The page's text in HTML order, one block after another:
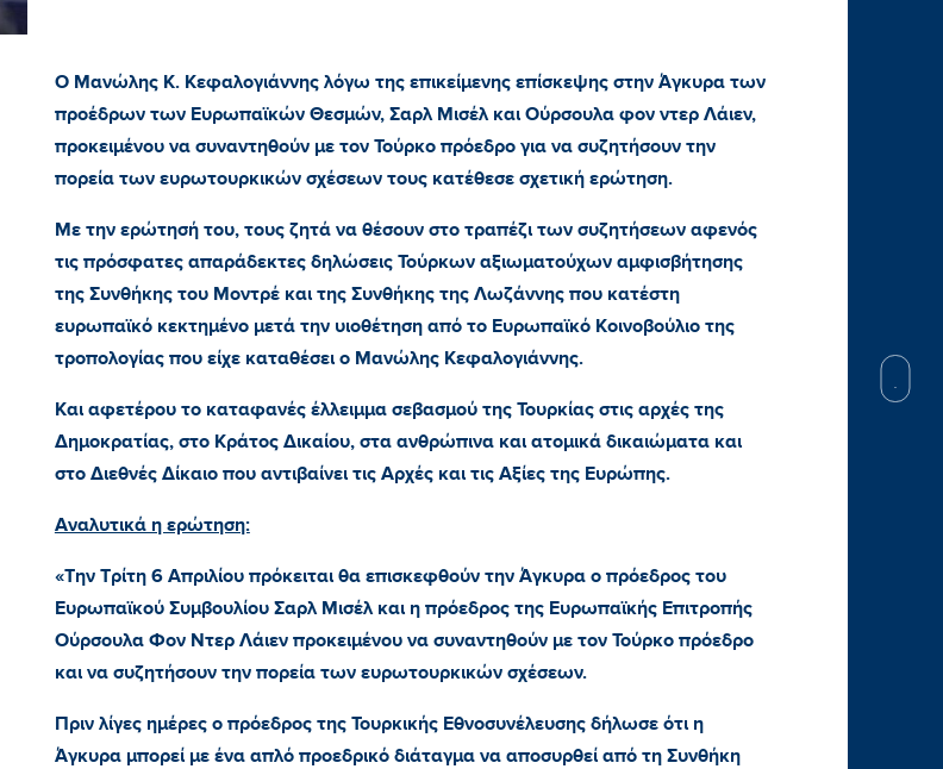
Ο Μανώλης Κ. Κεφαλογιάννης λόγω της επικείμενης επίσκεψης στην Άγκυρα των
προέδρων των Ευρωπαϊκών Θεσμών, Σαρλ Μισέλ και Ούρσουλα φον ντερ Λάιεν,
προκειμένου να συναντηθούν με τον Τούρκο πρόεδρο για να συζητήσουν την
πορεία των ευρωτουρκικών σχέσεων τους κατέθεσε σχετική ερώτηση.
Με την ερώτησή του, τους ζητά να θέσουν στο τραπέζι των συζητήσεων αφενός
τις πρόσφατες απαράδεκτες δηλώσεις Τούρκων αξιωματούχων αμφισβήτησης
της Συνθήκης του Μοντρέ και της Συνθήκης της Λωζάννης που κατέστη
ευρωπαϊκό κεκτημένο μετά την υιοθέτηση από το Ευρωπαϊκό Κοινοβούλιο της
τροπολογίας που είχε καταθέσει ο Μανώλης Κεφαλογιάννης.
Και αφετέρου το καταφανές έλλειμμα σεβασμού της Τουρκίας στις αρχές της
Δημοκρατίας, στο Κράτος Δικαίου, στα ανθρώπινα και ατομικά δικαιώματα και
στο Διεθνές Δίκαιο που αντιβαίνει τις Αρχές και τις Αξίες της Ευρώπης.
Αναλυτικά η ερώτηση:
«Την Τρίτη 6 Απριλίου πρόκειται θα επισκεφθούν την Άγκυρα ο πρόεδρος του
Ευρωπαϊκού Συμβουλίου Σαρλ Μισέλ και η πρόεδρος της Ευρωπαϊκής Επιτροπής
Ούρσουλα Φον Ντερ Λάιεν προκειμένου να συναντηθούν με τον Τούρκο πρόεδρο
και να συζητήσουν την πορεία των ευρωτουρκικών σχέσεων.
Πριν λίγες ημέρες ο πρόεδρος της Τουρκικής Εθνοσυνέλευσης δήλωσε ότι η
Άγκυρα μπορεί με ένα απλό προεδρικό διάταγμα να αποσυρθεί από τη Συνθήκη